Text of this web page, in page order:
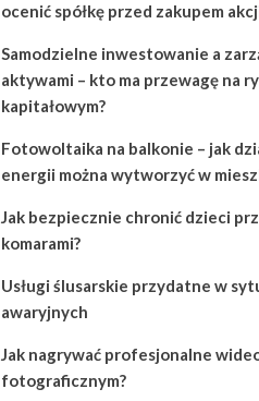
ocenić spółkę przed zakupem
Samodzielne inwestowanie a
aktywami – kto ma przewagę na
kapitałowym?
Fotowoltaika na balkonie – jak
energii można wytworzyć w
Jak bezpiecznie chronić dzieci
komarami?
Usługi ślusarskie przydatne w
awaryjnych
Jak nagrywać profesjonalne
fotograficznym?